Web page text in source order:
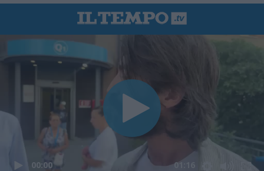
00:00 01:16